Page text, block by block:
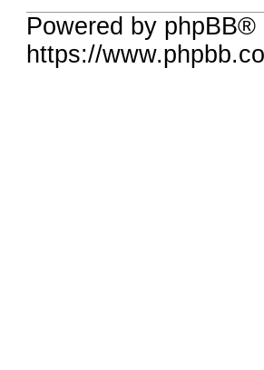
Powered by
https://